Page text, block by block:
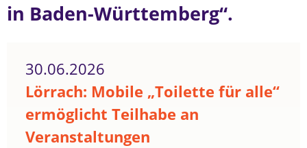
in Baden-Württemberg“.
30.06.2026
Lörrach: Mobile „Toilette für alle“
ermöglicht Teilhabe an
Veranstaltungen